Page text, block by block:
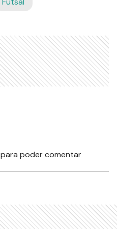
para poder comentar